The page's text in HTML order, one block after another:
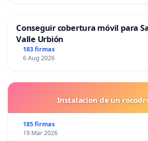
Conseguir cobertura móvil para
Valle Urbión
183 firmas
6 Aug 2026
Instalacion de un
185 firmas
19 Mar 2026